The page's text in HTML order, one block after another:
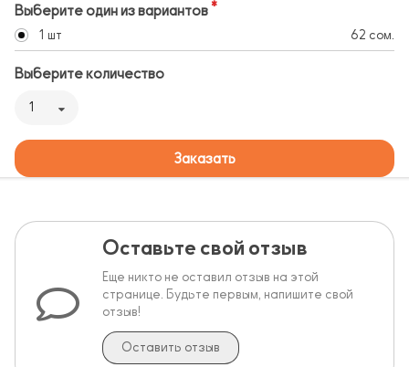
Выберите один из вариантов
1 шт 62 сом.
Выберите количество
1
Заказать
Оставьте свой отзыв
Еще никто не оставил отзыв на этой
странице. Будьте первым, напишите свой
отзыв!
Оставить отзыв